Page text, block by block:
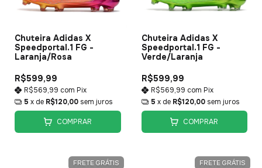
Chuteira Adidas X
Speedportal.1 FG -
Laranja/Rosa
R$599,99
R$569,99 com Pix
5 x de R$120,00 sem juros
COMPRAR
Chuteira Adidas X
Speedportal.1 FG -
Verde/Laranja
R$599,99
R$569,99 com Pix
5 x de R$120,00 sem juros
COMPRAR
FRETE GRÁTIS FRETE GRÁTIS